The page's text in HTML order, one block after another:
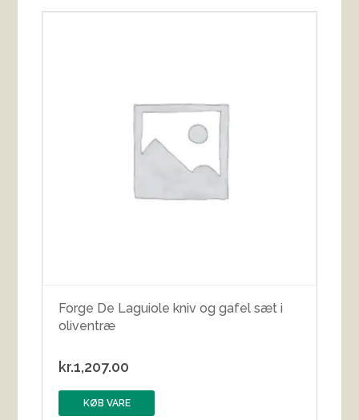
Forge De Laguiole kniv og gafel sæt i
oliventræ
kr.1,207.00
KØB VARE